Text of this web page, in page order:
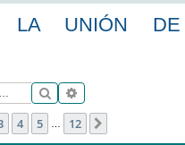
s
LA UNIÓN DE
Buscar
12
4 5 … 12